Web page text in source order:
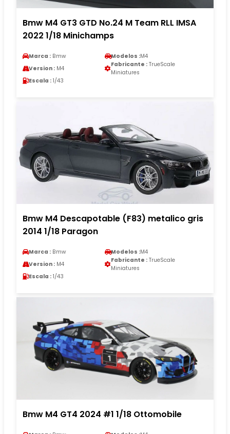
Bmw M4 GT3 GTD No.24 M Team RLL IMSA
2022 1/18 Minichamps
Marca : Bmw Modelos :M4
Version : M4
Fabricante : TrueScale
Miniatures
Escala : 1/43
Bmw M4 Descapotable (F83) metalico gris
2014 1/18 Paragon
Marca : Bmw Modelos :M4
Version : M4
Fabricante : TrueScale
Miniatures
Escala : 1/43
Bmw M4 GT4 2024 #1 1/18 Ottomobile